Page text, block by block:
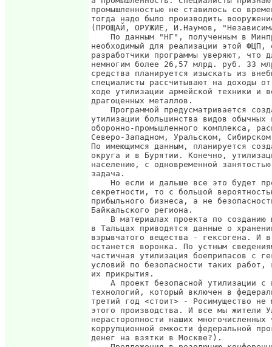
промышленностью не ставилось со
тогда надо было производить
(ПРОЩАЙ, ОРУЖИЕ, И.Наумов,
По данным "НГ", полученным в
необходимый для реализации этой
разработчики программы уверяют, что
немногим более 26,57 млрд. руб. 33
средства планируется изыскать из
специалисты рассчитывают на доходы
ходе утилизации армейской техники и
драгоценных металлов.
Программой предусматривается
утилизации большинства видов
оборонно-промышленного комплекса,
Северо-Западном, Уральском,
По имеющимся данным, планируется
округа и в Бурятии. Конечно,
населению, с одновременной
задача.
Но если и дальше все это будет
секретности, то с большой
прибыльного бизнеса, а не
Байкальского региона.
В материалах проекта по созданию
в Тальцах приводятся данные о
взрывчатого вещества - гексогена. И
останется воронка. По устным
частичная утилизация боеприпасов с
условий по безопасности таких работ,
их прикрытия.
А проект безопасной утилизации с
технологий, который включен в
третий год <стоит> - Росимущество не
этого производства. И все мы жители
нерасторопности наших
коррупционной емкости федеральной
денег на взятки в Москве?).